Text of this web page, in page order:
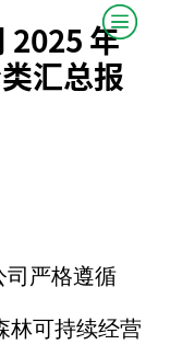
2025 年
汇总报
司严格遵循
林可持续经营